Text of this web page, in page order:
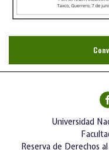
Universidad
Reserva de Derechos